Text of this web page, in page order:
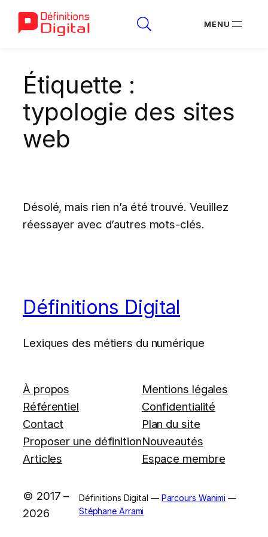
contenu
Étiquette :
typologie des sites
web
Désolé, mais rien n’a été trouvé. Veuillez
réessayer avec d’autres mots-clés.
Définitions Digital
Lexiques des métiers du numérique
À propos
Référentiel
Contact
Proposer une définition
Articles
Mentions légales
Confidentialité
Plan du site
Nouveautés
Espace membre
© 2017 –
2026
Définitions Digital — Parcours Wanimi —
Stéphane Arrami